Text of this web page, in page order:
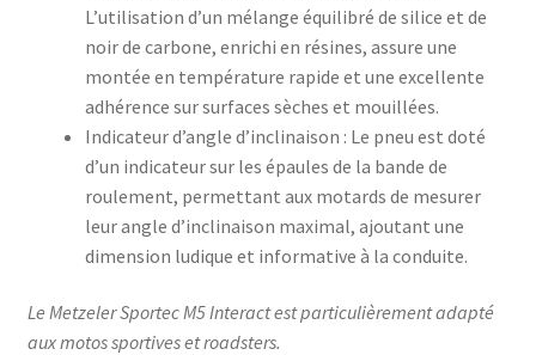
L’utilisation d’un mélange équilibré de silice et de
noir de carbone, enrichi en résines, assure une
montée en température rapide et une excellente
adhérence sur surfaces sèches et mouillées.
Indicateur d’angle d’inclinaison : Le pneu est doté
d’un indicateur sur les épaules de la bande de
roulement, permettant aux motards de mesurer
leur angle d’inclinaison maximal, ajoutant une
dimension ludique et informative à la conduite.
Le Metzeler Sportec M5 Interact est particulièrement adapté
aux motos sportives et roadsters.